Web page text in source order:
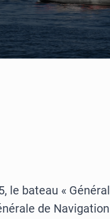
le bateau « Général
de Navigation